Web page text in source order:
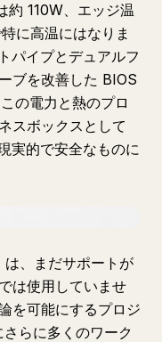
約 110W、エッジ温
に高温にはなりま
パイプとデュアルフ
ブを改善した BIOS
の電力と熱のプロ
スボックスとして
実的で安全なものに
、まだサポートが
は使用していませ
を可能にするプロジ
らに多くのワーク